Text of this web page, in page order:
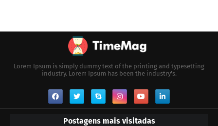
Lorem Ipsum is simply dummy text of the printing and typesetting
industry. Lorem Ipsum has been the industry's.
Postagens mais visitadas